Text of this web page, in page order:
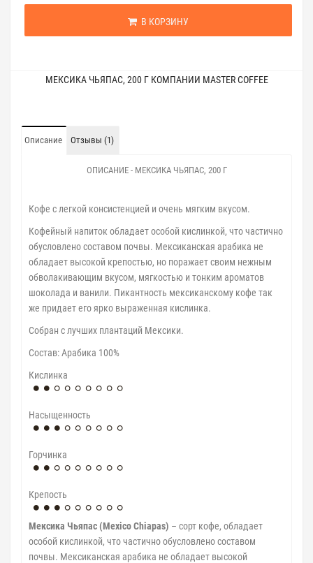
В КОРЗИНУ
МЕКСИКА ЧЬЯПАС, 200 Г КОМПАНИИ MASTER COFFEE
Описание Отзывы (1)
ОПИСАНИЕ - МЕКСИКА ЧЬЯПАС, 200 Г
Кофе с легкой консистенцией и очень мягким вкусом.
Кофейный напиток обладает особой кислинкой, что частично
обусловлено составом почвы. Мексиканская арабика не
обладает высокой крепостью, но поражает своим нежным
обволакивающим вкусом, мягкостью и тонким ароматов
шоколада и ванили. Пикантность мексиканскому кофе так
же придает его ярко выраженная кислинка.
Собран с лучших плантаций Мексики.
Cостав: Арабика 100%
Кислинка
Насыщенность
Горчинка
Крепость
Мексика Чьяпас (Mexico Chiapas) – сорт кофе, обладает
особой кислинкой, что частично обусловлено составом
почвы. Мексиканская арабика не обладает высокой